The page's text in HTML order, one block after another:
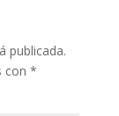
publicada.
con *